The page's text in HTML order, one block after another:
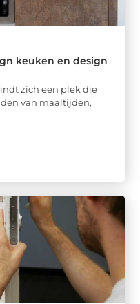
keuken en design
zich een plek die
van maaltijden,